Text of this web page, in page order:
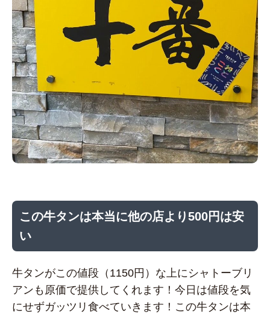
この牛タンは本当に他の店より500円は安
い
牛タンがこの値段（1150円）な上にシャトーブリ
アンも原価で提供してくれます！今日は値段を気
にせずガッツリ食べていきます！この牛タンは本